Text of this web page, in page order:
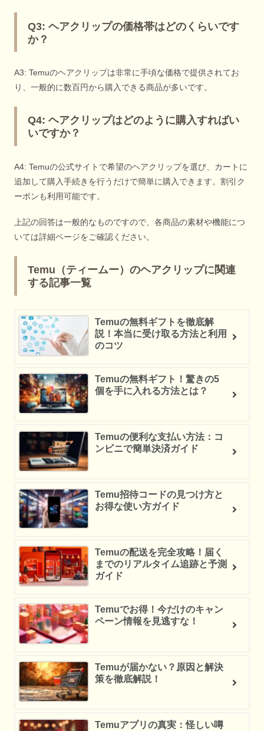
Q3: ヘアクリップの価格帯はどのくらいです
か？
A3: Temuのヘアクリップは非常に手頃な価格で提供されてお
り、一般的に数百円から購入できる商品が多いです。
Q4: ヘアクリップはどのように購入すればい
いですか？
A4: Temuの公式サイトで希望のヘアクリップを選び、カートに
追加して購入手続きを行うだけで簡単に購入できます。割引ク
ーポンも利用可能です。
上記の回答は一般的なものですので、各商品の素材や機能につ
いては詳細ページをご確認ください。
Temu（ティームー）のヘアクリップに関連
する記事一覧
Temuの無料ギフトを徹底解
説！本当に受け取る方法と利用
のコツ
Temuの無料ギフト！驚きの5
個を手に入れる方法とは？
Temuの便利な支払い方法：コ
ンビニで簡単決済ガイド
Temu招待コードの見つけ方と
お得な使い方ガイド
Temuの配送を完全攻略！届く
までのリアルタイム追跡と予測
ガイド
Temuでお得！今だけのキャン
ペーン情報を見逃すな！
Temuが届かない？原因と解決
策を徹底解説！
Temuアプリの真実：怪しい噂